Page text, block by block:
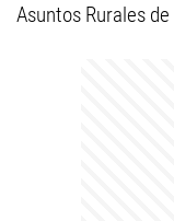
Asuntos Rurales de